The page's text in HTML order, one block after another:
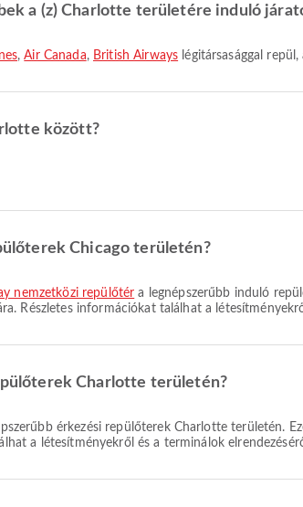
a (z) Charlotte területére induló
,Air Canada, British Airways légitársasággal
között?
Chicago területén?
nemzetközi repülőtér a legnépszerűbb induló
Részletes információkat találhat a
Charlotte területén?
érkezési repülőterek Charlotte területén.
a létesítményekről és a terminálok